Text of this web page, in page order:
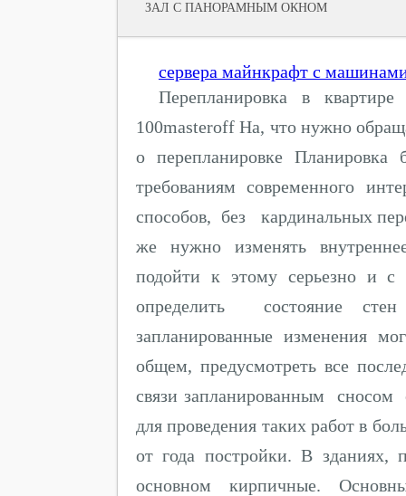
ЗАЛ С ПАНОРАМНЫМ ОКНОМ
сервера майнкрафт с
Перепланировка в
100masteroff На, что нужно
о перепланировке Планировка
требованиям современного
способов, без кардинальных
же нужно изменять
подойти к этому серьезно и
определить состояние
запланированные изменения
общем, предусмотреть все
связи запланированным сносом
для проведения таких работ в
от года постройки. В зданиях,
основном кирпичные.